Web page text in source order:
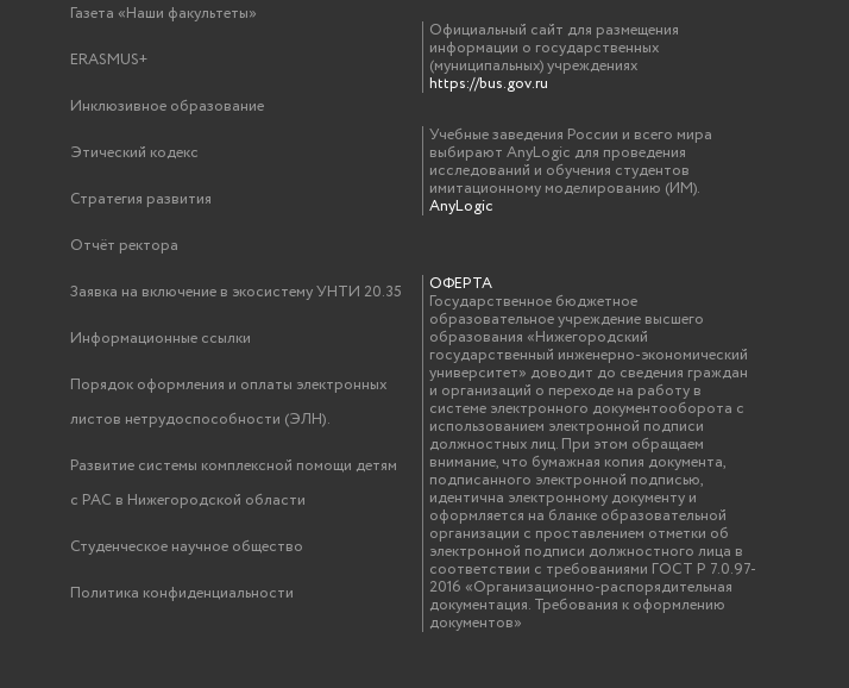
Газета «Наши факультеты»
ERASMUS+
Инклюзивное образование
Этический кодекс
Стратегия развития
Отчёт ректора
Заявка на включение в экосистему УНТИ 20.35
Информационные ссылки
Порядок оформления и оплаты электронных
листов нетрудоспособности (ЭЛН).
Развитие системы комплексной помощи детям
с РАС в Нижегородской области
Студенческое научное общество
Политика конфиденциальности
Официальный сайт для размещения
информации о государственных
(муниципальных) учреждениях
https://bus.gov.ru
Учебные заведения России и всего мира
выбирают AnyLogic для проведения
исследований и обучения студентов
имитационному моделированию (ИМ).
AnyLogic
ОФЕРТА
Государственное бюджетное
образовательное учреждение высшего
образования «Нижегородский
государственный инженерно-экономический
университет» доводит до сведения граждан
и организаций о переходе на работу в
системе электронного документооборота с
использованием электронной подписи
должностных лиц. При этом обращаем
внимание, что бумажная копия документа,
подписанного электронной подписью,
идентична электронному документу и
оформляется на бланке образовательной
организации с проставлением отметки об
электронной подписи должностного лица в
соответствии с требованиями ГОСТ Р 7.0.97-
2016 «Организационно-распорядительная
документация. Требования к оформлению
документов»